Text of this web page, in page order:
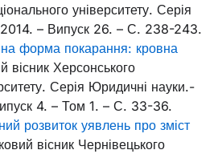
університету. Серія
– Випуск 26. – С. 238-243.
форма покарання: кровна
вісник Херсонського
Серія Юридичні науки.-
4. – Том 1. – С. 33-36.
розвиток уявлень про зміст
вісник Чернівецького